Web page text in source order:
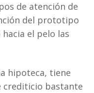
de atención de
del prototipo
el pelo las
hipoteca, tiene
crediticio bastante